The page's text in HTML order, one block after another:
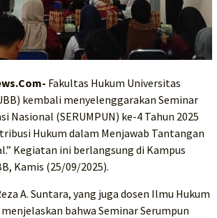
Fakultas Hukum Universitas
kembali menyelenggarakan Seminar
Nasional (SERUMPUN) ke-4 Tahun 2025
Hukum dalam Menjawab Tantangan
Kegiatan ini berlangsung di Kampus
Kamis (25/09/2025).
A. Suntara, yang juga dosen Ilmu Hukum
bahwa Seminar Serumpun